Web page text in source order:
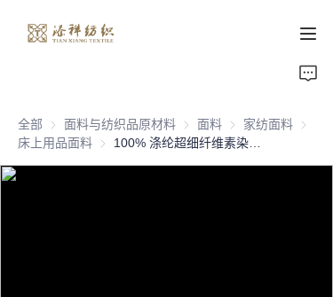
全部 面料与纺织品原材料 面料与纺织品原材料
面料 面料家纺面料 家纺面
床上用品面料 床上用品面料
关于我们